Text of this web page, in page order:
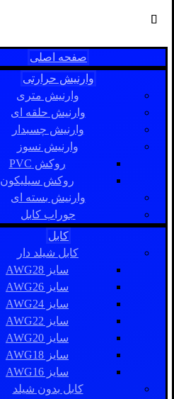
صفحه اصلی
وارنیش حرارتی
وارنیش متری
وارنیش حلقه ای
وارنیش چسبدار
وارنیش نسوز
روکش PVC
روکش سیلیکون
وارنیش بسته ای
جوراب کابل
کابل
کابل شیلد دار
سایز AWG28
سایز AWG26
سایز AWG24
سایز AWG22
سایز AWG20
سایز AWG18
سایز AWG16
کابل بدون شیلد